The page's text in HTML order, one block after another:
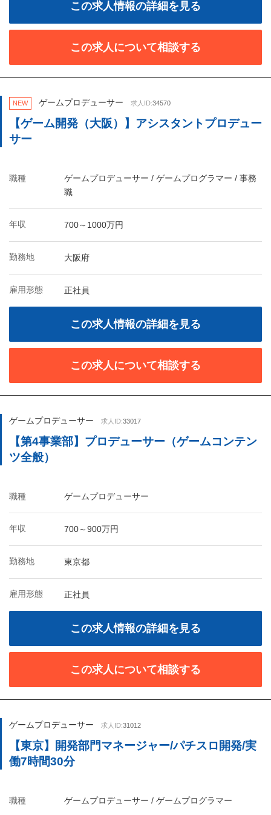
この求人情報の詳細を見る
この求人について相談する
NEW ゲームプロデューサー 求人ID:34570
【ゲーム開発（大阪）】アシスタントプロデュー
サー
職種
ゲームプロデューサー / ゲームプログラマー / 事務
職
年収 700～1000万円
勤務地 大阪府
雇用形態 正社員
この求人情報の詳細を見る
この求人について相談する
ゲームプロデューサー 求人ID:33017
【第4事業部】プロデューサー（ゲームコンテン
ツ全般）
職種 ゲームプロデューサー
年収 700～900万円
勤務地 東京都
雇用形態 正社員
この求人情報の詳細を見る
この求人について相談する
ゲームプロデューサー 求人ID:31012
【東京】開発部門マネージャー/パチスロ開発/実
働7時間30分
職種 ゲームプロデューサー / ゲームプログラマー